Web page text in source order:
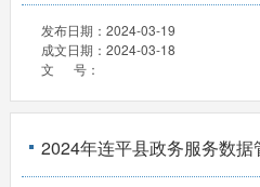
发布日期： 2024-03-19
成文日期： 2024-03-18
文 号：
2024年连平县政务服务数